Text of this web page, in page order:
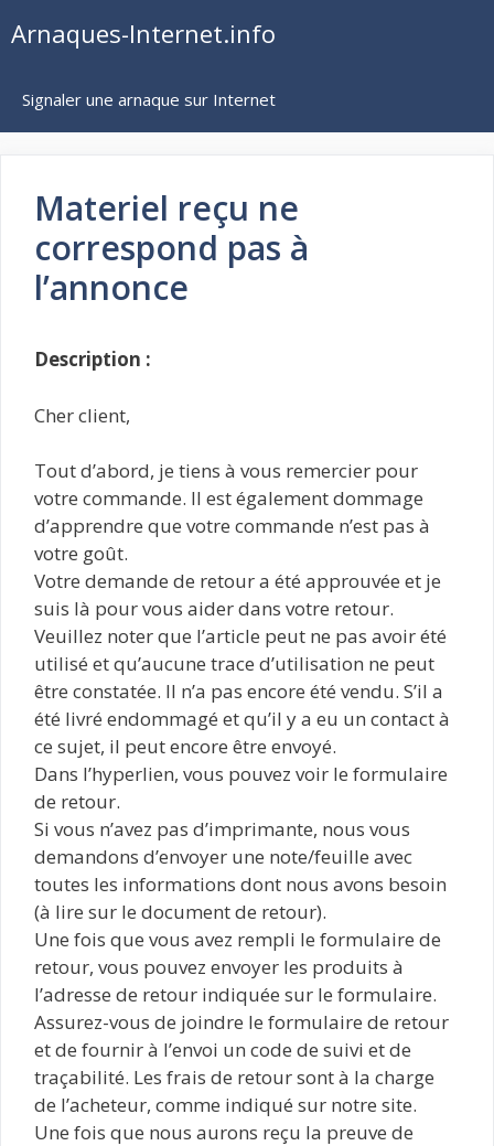
auArnaques-Internet.info
Signaler une arnaque sur Internet
Materiel reçu ne
correspond pas à
l’annonce
Description :
Cher client,
Tout d’abord, je tiens à vous remercier pour
votre commande. Il est également dommage
d’apprendre que votre commande n’est pas à
votre goût.
Votre demande de retour a été approuvée et je
suis là pour vous aider dans votre retour.
Veuillez noter que l’article peut ne pas avoir été
utilisé et qu’aucune trace d’utilisation ne peut
être constatée. Il n’a pas encore été vendu. S’il a
été livré endommagé et qu’il y a eu un contact à
ce sujet, il peut encore être envoyé.
Dans l’hyperlien, vous pouvez voir le formulaire
de retour.
Si vous n’avez pas d’imprimante, nous vous
demandons d’envoyer une note/feuille avec
toutes les informations dont nous avons besoin
(à lire sur le document de retour).
Une fois que vous avez rempli le formulaire de
retour, vous pouvez envoyer les produits à
l’adresse de retour indiquée sur le formulaire.
Assurez-vous de joindre le formulaire de retour
et de fournir à l’envoi un code de suivi et de
traçabilité. Les frais de retour sont à la charge
de l’acheteur, comme indiqué sur notre site.
Une fois que nous aurons reçu la preuve de